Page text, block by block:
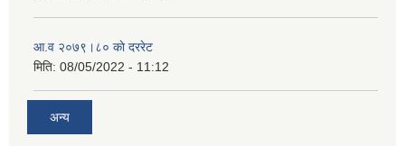
आ.व २०७९।८० काे दररेट
मिति: 08/05/2022 - 11:12
अन्य